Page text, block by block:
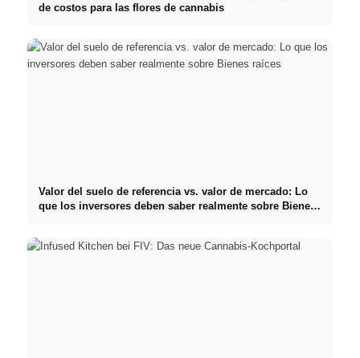
de costos para las flores de cannabis
Valor del suelo de referencia vs. valor de mercado: Lo
que los inversores deben saber realmente sobre Bienes